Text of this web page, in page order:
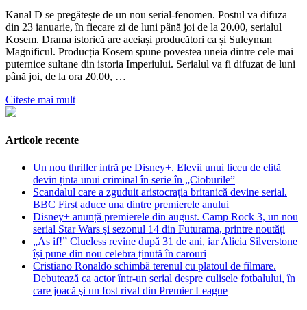
Kanal D se pregătește de un nou serial-fenomen. Postul va difuza
din 23 ianuarie, în fiecare zi de luni până joi de la 20.00, serialul
Kosem. Drama istorică are aceiași producători ca și Suleyman
Magnificul. Producția Kosem spune povestea uneia dintre cele mai
puternice sultane din istoria Imperiului. Serialul va fi difuzat de luni
până joi, de la ora 20.00, …
Citeste mai mult
Articole recente
Un nou thriller intră pe Disney+. Elevii unui liceu de elită
devin ținta unui criminal în serie în „Cioburile”
Scandalul care a zguduit aristocrația britanică devine serial.
BBC First aduce una dintre premierele anului
Disney+ anunță premierele din august. Camp Rock 3, un nou
serial Star Wars și sezonul 14 din Futurama, printre noutăți
„As if!” Clueless revine după 31 de ani, iar Alicia Silverstone
își pune din nou celebra ținută în carouri
Cristiano Ronaldo schimbă terenul cu platoul de filmare.
Debutează ca actor într-un serial despre culisele fotbalului, în
care joacă şi un fost rival din Premier League